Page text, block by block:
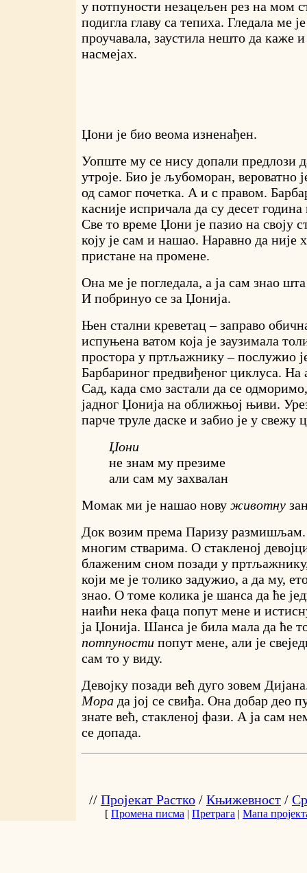
у потпуности незацељен рез на мом
подигла главу са тепиха. Гледала ме
проучавала, заустила нешто да каже и
насмејах.
Џони је био веома изненађен.
Уопште му се нису допали предлози
утроје. Био је љубоморан, вероватно
од самог почетка. А и с правом.
касније испричала да су десет
Све то време Џони је пазио на своју
коју је сам и нашао. Наравно да није
пристане на промене.
Она ме је погледала, а ја сам знао
И побринуо се за Џонија.
Њен стални креветац – заправо
испуњена ватом која је заузимала
простора у пртљажнику – послужио
Барбариног предвиђеног циклуса. На
Сад, када смо застали да се
јадног Џонија на оближњој њиви.
парче труле даске и забио је у свежу
Џони
не знам му презиме
али сам му захвалан
Момак ми је нашао нову животну
Док возим према Паризу
многим стварима. О стакленој
блаженим сном позади у
који ме је толико задужио, а да му,
знао. О томе колика је шанса да ће
наићи нека фаца попут мене и
ја Џонија. Шанса је била мала да ће
потпуности попут мене, али је
сам то у виду.
Девојку позади већ дуго зовем
Мора да јој се свиђа. Она добар део
знате већ, стакленој фази. А ја сам
се допада.
// Пројекат Растко / Књижевност /
[ Промена писма Претрага Мапа